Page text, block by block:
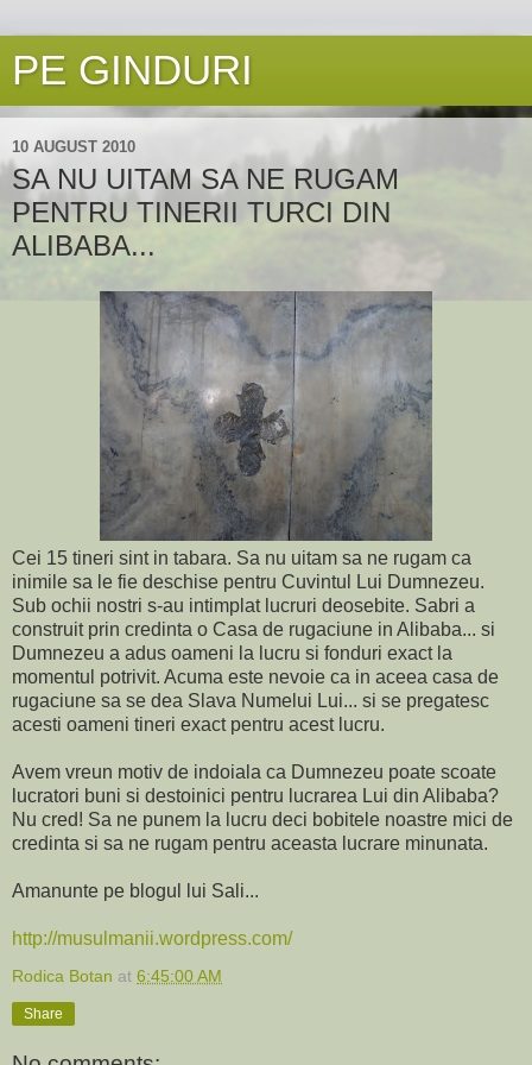
PE GINDURI
10 AUGUST 2010
SA NU UITAM SA NE RUGAM
PENTRU TINERII TURCI DIN
ALIBABA...
Cei 15 tineri sint in tabara. Sa nu uitam sa ne rugam ca
inimile sa le fie deschise pentru Cuvintul Lui Dumnezeu.
Sub ochii nostri s-au intimplat lucruri deosebite. Sabri a
construit prin credinta o Casa de rugaciune in Alibaba... si
Dumnezeu a adus oameni la lucru si fonduri exact la
momentul potrivit. Acuma este nevoie ca in aceea casa de
rugaciune sa se dea Slava Numelui Lui... si se pregatesc
acesti oameni tineri exact pentru acest lucru.
Avem vreun motiv de indoiala ca Dumnezeu poate scoate
lucratori buni si destoinici pentru lucrarea Lui din Alibaba?
Nu cred! Sa ne punem la lucru deci bobitele noastre mici de
credinta si sa ne rugam pentru aceasta lucrare minunata.
Amanunte pe blogul lui Sali...
http://musulmanii.wordpress.com/
Rodica Botan at 6:45:00 AM
Share